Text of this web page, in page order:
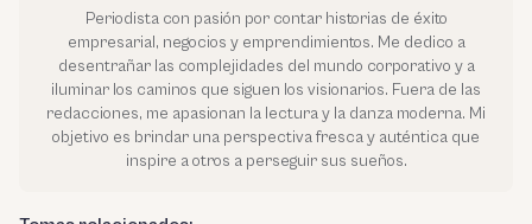
Periodista con pasión por contar historias de éxito
empresarial, negocios y emprendimientos. Me dedico a
desentrañar las complejidades del mundo corporativo y a
iluminar los caminos que siguen los visionarios. Fuera de las
redacciones, me apasionan la lectura y la danza moderna. Mi
objetivo es brindar una perspectiva fresca y auténtica que
inspire a otros a perseguir sus sueños.